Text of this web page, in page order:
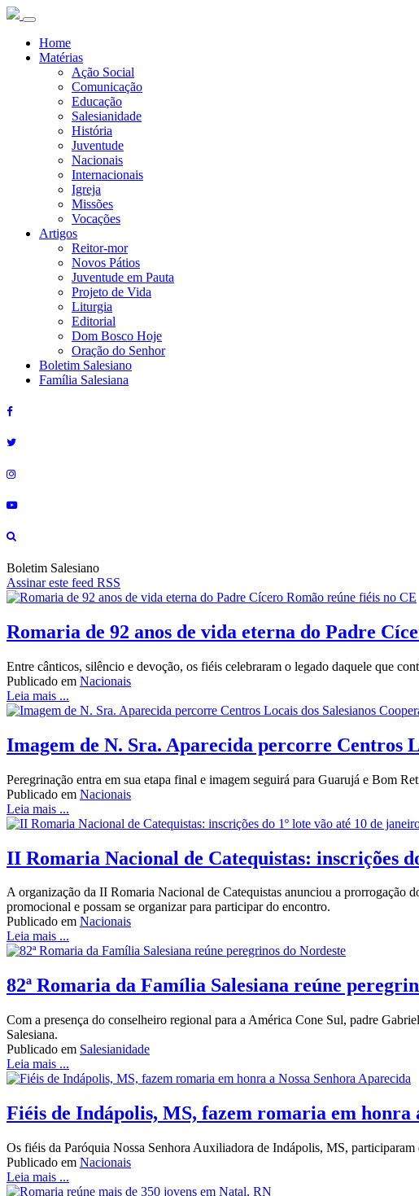
Home
Matérias
Ação Social
Comunicação
Educação
Salesianidade
História
Juventude
Nacionais
Internacionais
Igreja
Missões
Vocações
Artigos
Reitor-mor
Novos Pátios
Juventude em Pauta
Projeto de Vida
Liturgia
Editorial
Dom Bosco Hoje
Oração do Senhor
Boletim Salesiano
Família Salesiana
Boletim Salesiano
Assinar este feed RSS
Romaria de 92 anos de vida eterna do Padre
Entre cânticos, silêncio e devoção, os fiéis celebraram o legado daquele que
Publicado em Nacionais
Leia mais ...
Imagem de N. Sra. Aparecida percorre Centros
Peregrinação entra em sua etapa final e imagem seguirá para Guarujá e Bom
Publicado em Nacionais
Leia mais ...
II Romaria Nacional de Catequistas: inscrições
A organização da II Romaria Nacional de Catequistas anunciou a prorrogação
promocional e possam se organizar para participar do encontro.
Publicado em Nacionais
Leia mais ...
82ª Romaria da Família Salesiana reúne
Com a presença do conselheiro regional para a América Cone Sul, padre
Salesiana.
Publicado em Salesianidade
Leia mais ...
Fiéis de Indápolis, MS, fazem romaria em honra
Os fiéis da Paróquia Nossa Senhora Auxiliadora de Indápolis, MS,
Publicado em Nacionais
Leia mais ...